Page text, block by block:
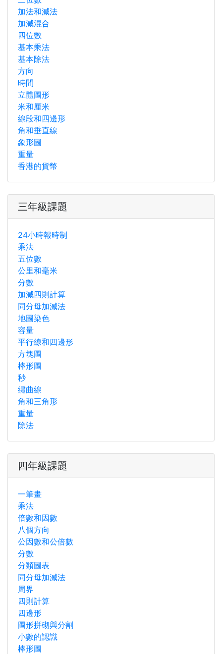
加法和減法
加減混合
四位數
基本乘法
基本除法
方向
時間
立體圖形
米和厘米
線段和四邊形
角和垂直線
象形圖
重量
香港的貨幣
三年級課題
24小時報時制
乘法
五位數
公里和毫米
分數
加減四則計算
同分母加減法
地圖染色
容量
平行線和四邊形
方塊圖
棒形圖
秒
繡曲線
角和三角形
重量
除法
四年級課題
一筆畫
乘法
倍數和因數
八個方向
公因數和公倍數
分數
分類圖表
同分母加減法
周界
四則計算
四邊形
圖形拼砌與分割
小數的認識
棒形圖